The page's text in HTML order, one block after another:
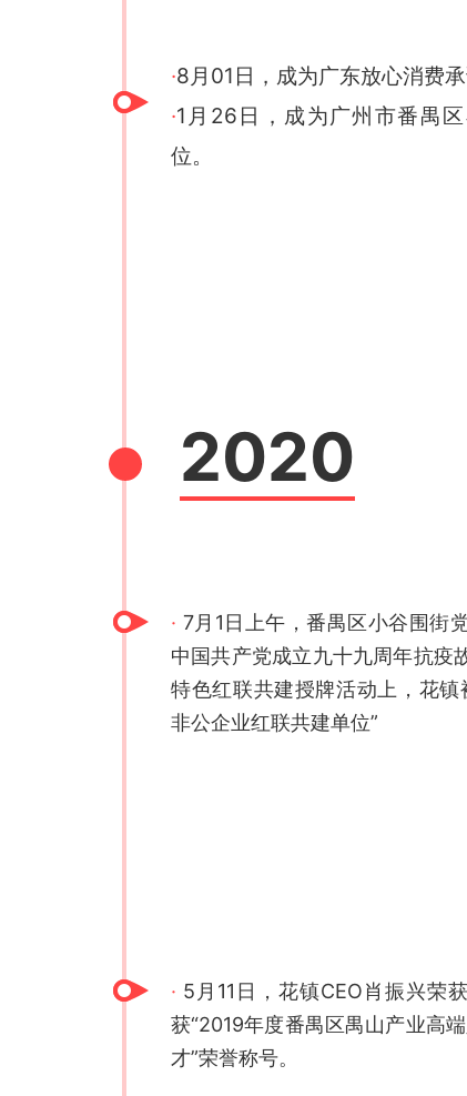
·8月01日，成为广东放心消费承
·1月26日，成为广州市番禺
位。
2020
· 7月1日上午，番禺区小谷围街
中国共产党成立九十九周年抗疫
特色红联共建授牌活动上，花
非公企业红联共建单位”
· 5月11日，花镇CEO肖振兴荣
获“2019年度番禺区禺山产业高
才”荣誉称号。